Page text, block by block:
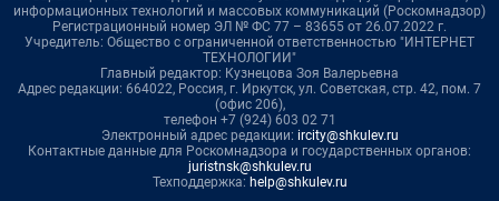
информационных технологий и массовых коммуникаций (Роскомнадзор)
Регистрационный номер ЭЛ № ФС 77 – 83655 от 26.07.2022 г.
Учредитель: Общество с ограниченной ответственностью "ИНТЕРНЕТ
ТЕХНОЛОГИИ"
Главный редактор: Кузнецова Зоя Валерьевна
Адрес редакции: 664022, Россия, г. Иркутск, ул. Советская, стр. 42, пом. 7
(офис 206),
телефон +7 (924) 603 02 71
Электронный адрес редакции: ircity@shkulev.ru
Контактные данные для Роскомнадзора и государственных органов:
juristnsk@shkulev.ru
Техподдержка: help@shkulev.ru